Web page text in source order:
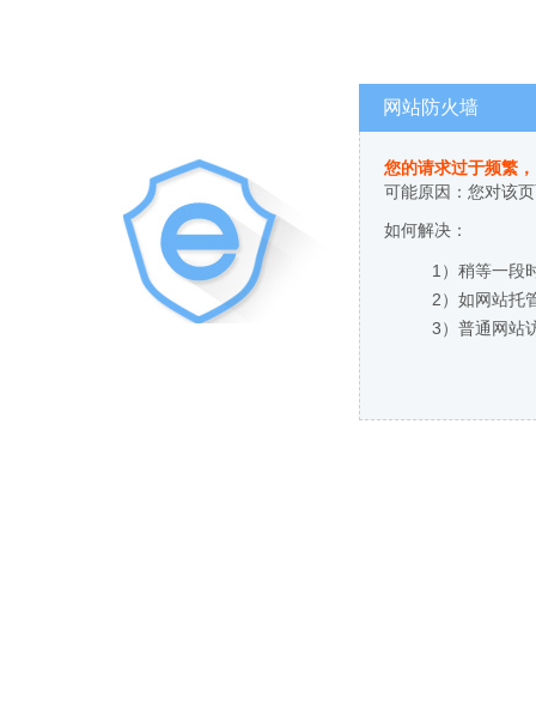
网站防火墙
您的请求过于频繁
可能原因：您对该
如何解决：
1）稍等一段
2）如网站托
3）普通网站